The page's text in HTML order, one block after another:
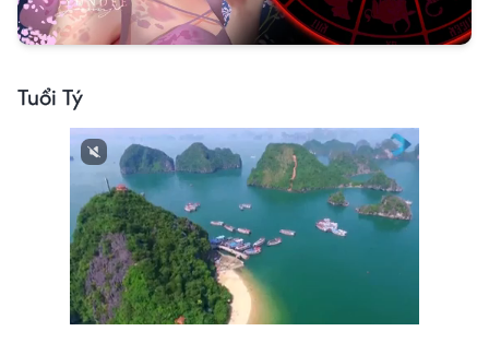
Tuổi Tý
Next video in 3